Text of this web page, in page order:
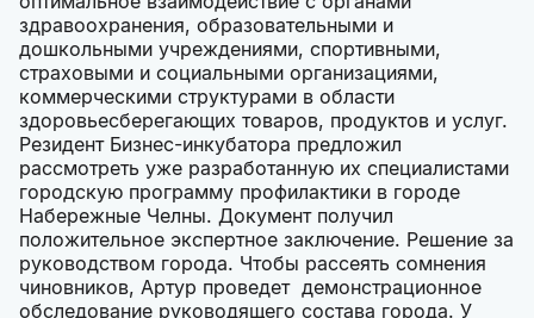
здравоохранения, образовательными и
дошкольными учреждениями, спортивными,
страховыми и социальными организациями,
коммерческими структурами в области
здоровьесберегающих товаров, продуктов и услуг.
Резидент Бизнес-инкубатора предложил
рассмотреть уже разработанную их специалистами
городскую программу профилактики в городе
Набережные Челны. Документ получил
положительное экспертное заключение. Решение за
руководством города. Чтобы рассеять сомнения
чиновников, Артур проведет демонстрационное
обследование руководящего состава города. У